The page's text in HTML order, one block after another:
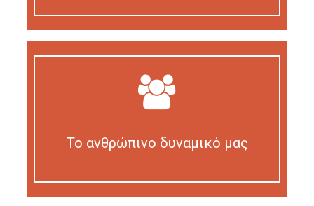
Το ανθρώπινο δυναμικό μας